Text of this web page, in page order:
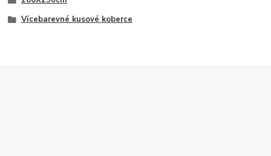
Vícebarevné kusové koberce